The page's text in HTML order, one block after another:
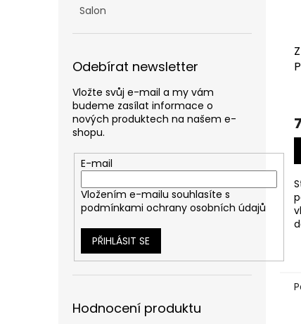
Salon
Odebírat newsletter
Vložte svůj e-mail a my vám
budeme zasílat informace o
nových produktech na našem e-
shopu.
E-mail
Vložením e-mailu souhlasíte s
podmínkami ochrany osobních údajů
PŘIHLÁSIT SE
Hodnocení produktu